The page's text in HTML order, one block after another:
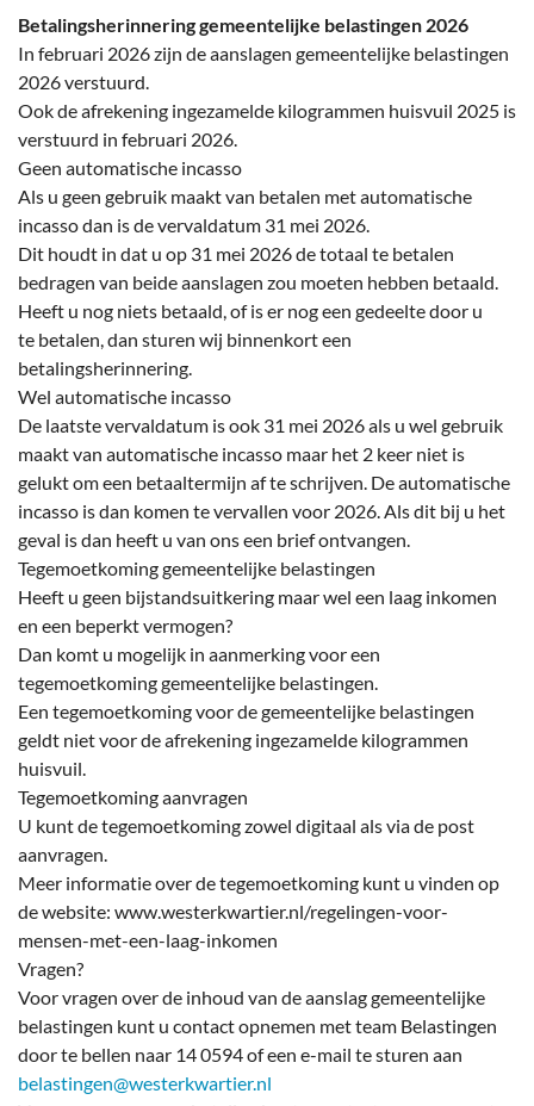
Betalingsherinnering gemeentelijke belastingen 2026
In februari 2026 zijn de aanslagen gemeentelijke belastingen
2026 verstuurd.
Ook de afrekening ingezamelde kilogrammen huisvuil 2025 is
verstuurd in februari 2026.
Geen automatische incasso
Als u geen gebruik maakt van betalen met automatische
incasso dan is de vervaldatum 31 mei 2026.
Dit houdt in dat u op 31 mei 2026 de totaal te betalen
bedragen van beide aanslagen zou moeten hebben betaald.
Heeft u nog niets betaald, of is er nog een gedeelte door u
te betalen, dan sturen wij binnenkort een
betalingsherinnering.
Wel automatische incasso
De laatste vervaldatum is ook 31 mei 2026 als u wel gebruik
maakt van automatische incasso maar het 2 keer niet is
gelukt om een betaaltermijn af te schrijven. De automatische
incasso is dan komen te vervallen voor 2026. Als dit bij u het
geval is dan heeft u van ons een brief ontvangen.
Tegemoetkoming gemeentelijke belastingen
Heeft u geen bijstandsuitkering maar wel een laag inkomen
en een beperkt vermogen?
Dan komt u mogelijk in aanmerking voor een
tegemoetkoming gemeentelijke belastingen.
Een tegemoetkoming voor de gemeentelijke belastingen
geldt niet voor de afrekening ingezamelde kilogrammen
huisvuil.
Tegemoetkoming aanvragen
U kunt de tegemoetkoming zowel digitaal als via de post
aanvragen.
Meer informatie over de tegemoetkoming kunt u vinden op
de website: www.westerkwartier.nl/regelingen-voor-
mensen-met-een-laag-inkomen
Vragen?
Voor vragen over de inhoud van de aanslag gemeentelijke
belastingen kunt u contact opnemen met team Belastingen
door te bellen naar 14 0594 of een e-mail te sturen aan
belastingen@westerkwartier.nl